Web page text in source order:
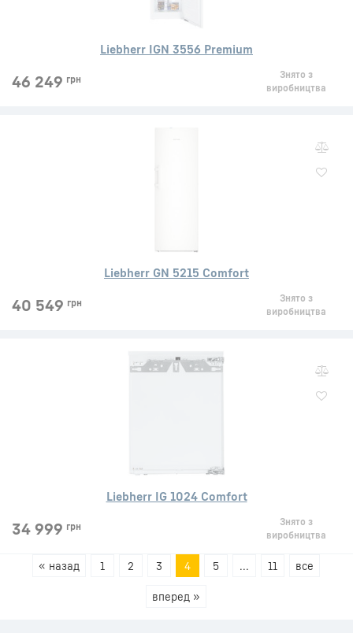
Liebherr IGN 3556 Premium
46 249 грн
Знято з
виробництва
Liebherr GN 5215 Comfort
40 549 грн
Знято з
виробництва
Liebherr IG 1024 Comfort
34 999 грн
Знято з
виробництва
« назад 1 2 3 4 5 ... 11 все
вперед »